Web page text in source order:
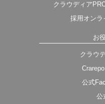
クラウディア
採用オンラ
お
クラウ
公式
公